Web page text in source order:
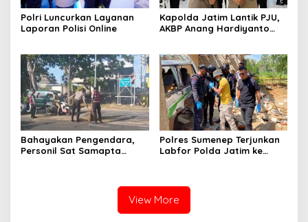
Polri Luncurkan Layanan
Laporan Polisi Online
Kapolda Jatim Lantik PJU,
AKBP Anang Hardiyanto
Bahayakan Pengendara,
Personil Sat Samapta
Polres Sumenep Terjunkan
Labfor Polda Jatim ke
View More